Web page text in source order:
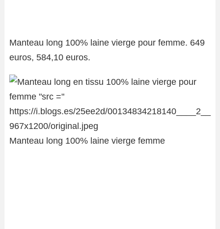
Manteau long 100% laine vierge pour femme. 649
euros, 584,10 euros.
Manteau long 100% laine vierge femme